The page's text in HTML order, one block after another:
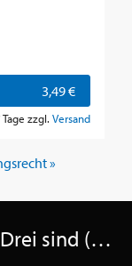
3,49 €
zzgl. Versand
»
Passend zu Menage à Trois - Drei sind (k)einer zu viel